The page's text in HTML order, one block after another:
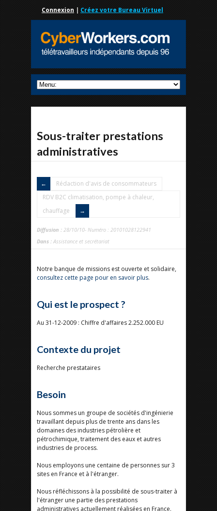
Connexion | Créez votre Bureau Virtuel
Sous-traiter prestations
administratives
Rédaction d'avis de consommateurs
RDV B2C climatisation, pompe à chaleur,
chauffage
Diffusion : 28/10/10- Numéro : 20101028122941
Dans : Assistance et secrétariat
Notre banque de missions est ouverte et solidaire,
consultez cette page pour en savoir plus.
Qui est le prospect ?
Au 31-12-2009 : Chiffre d'affaires 2.252.000 EU
Contexte du projet
Recherche prestataires
Besoin
Nous sommes un groupe de sociétés d'ingénierie
travaillant depuis plus de trente ans dans les
domaines des industries pétrolière et
pétrochimique, traitement des eaux et autres
industries de process.
Nous employons une centaine de personnes sur 3
sites en France et à l'étranger.
Nous réfléchissons à la possibilité de sous-traiter à
l'étranger une partie des prestations
administratives actuellement réalisées en France.